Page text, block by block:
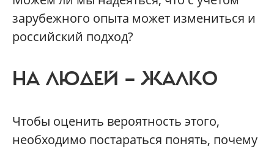
зарубежного опыта может измениться и
российский подход?
НА ЛЮДЕЙ — ЖАЛКО
Чтобы оценить вероятность этого,
необходимо постараться понять, почему